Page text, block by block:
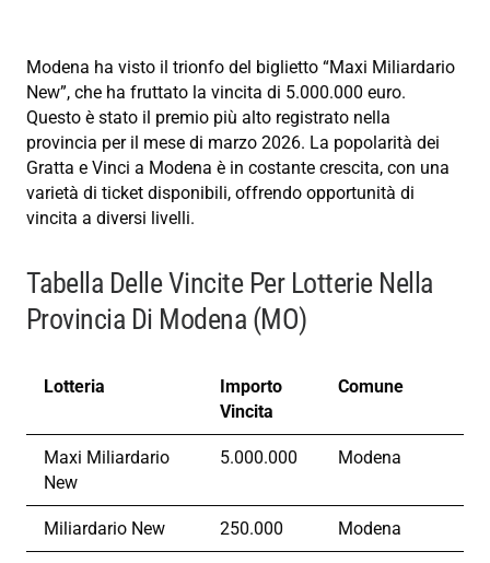
Modena ha visto il trionfo del biglietto “Maxi Miliardario
New”, che ha fruttato la vincita di 5.000.000 euro.
Questo è stato il premio più alto registrato nella
provincia per il mese di marzo 2026. La popolarità dei
Gratta e Vinci a Modena è in costante crescita, con una
varietà di ticket disponibili, offrendo opportunità di
vincita a diversi livelli.
Tabella Delle Vincite Per Lotterie Nella
Provincia Di Modena (MO)
Lotteria
Importo
Vincita
Comune
Maxi Miliardario
New
5.000.000 Modena
Miliardario New 250.000 Modena